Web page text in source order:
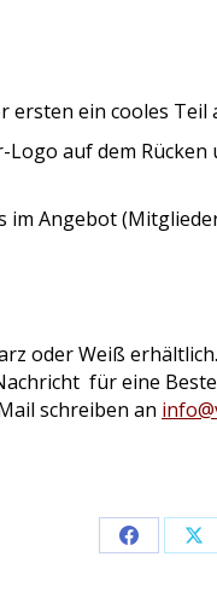
ersten ein cooles
Logo auf dem
im Angebot
oder Weiß erhältlich.
für eine
schreiben an
Share